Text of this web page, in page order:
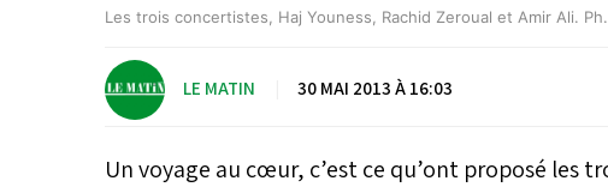
Les trois concertistes, Haj Youness, Rachid Zeroual et Amir Ali.
LE MATIN 30 MAI 2013 À 16:03
Un voyage au cœur, c’est ce qu’ont proposé les